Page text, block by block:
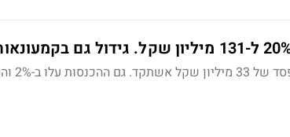
הרווח הנקי 41